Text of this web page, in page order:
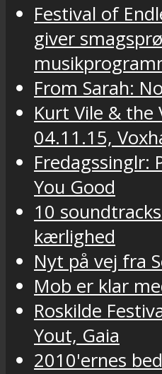
Festival of
giver
From Sarah:
Kurt Vile & the
04.11.15,
Fredagssinglr:
You Good
10
kærlighed
Nyt på vej fra
Mob er klar
Roskilde
Yout, Gaia
2010'ernes